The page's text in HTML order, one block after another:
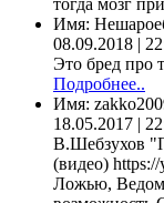
тогда мозг
Имя:
08.09.2018 |
Это бред про
Подробнее..
Имя:
18.05.2017 |
В.Шебзухов
(видео)
Ложью,